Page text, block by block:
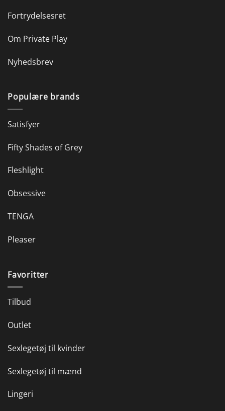
Fortrydelsesret
Om Private Play
Nyhedsbrev
Populære brands
Satisfyer
Fifty Shades of Grey
Fleshlight
Obsessive
TENGA
Pleaser
Favoritter
Tilbud
Outlet
Sexlegetøj til kvinder
Sexlegetøj til mænd
Lingeri